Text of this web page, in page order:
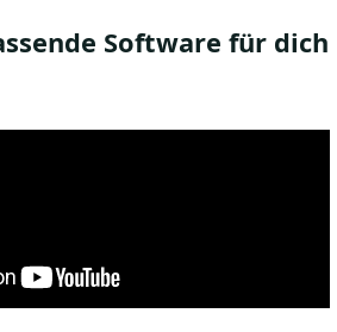
Software für dich